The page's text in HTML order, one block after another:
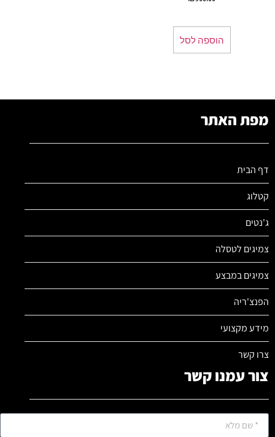
הוספה לסל
מפת האתר
דף הבית
קטלוג
ג'נטים
צמיגים לטסלה
צמיגים במבצע
הפנצ'ריה
מידע מקצועי
צרו קשר
צור עמנו קשר